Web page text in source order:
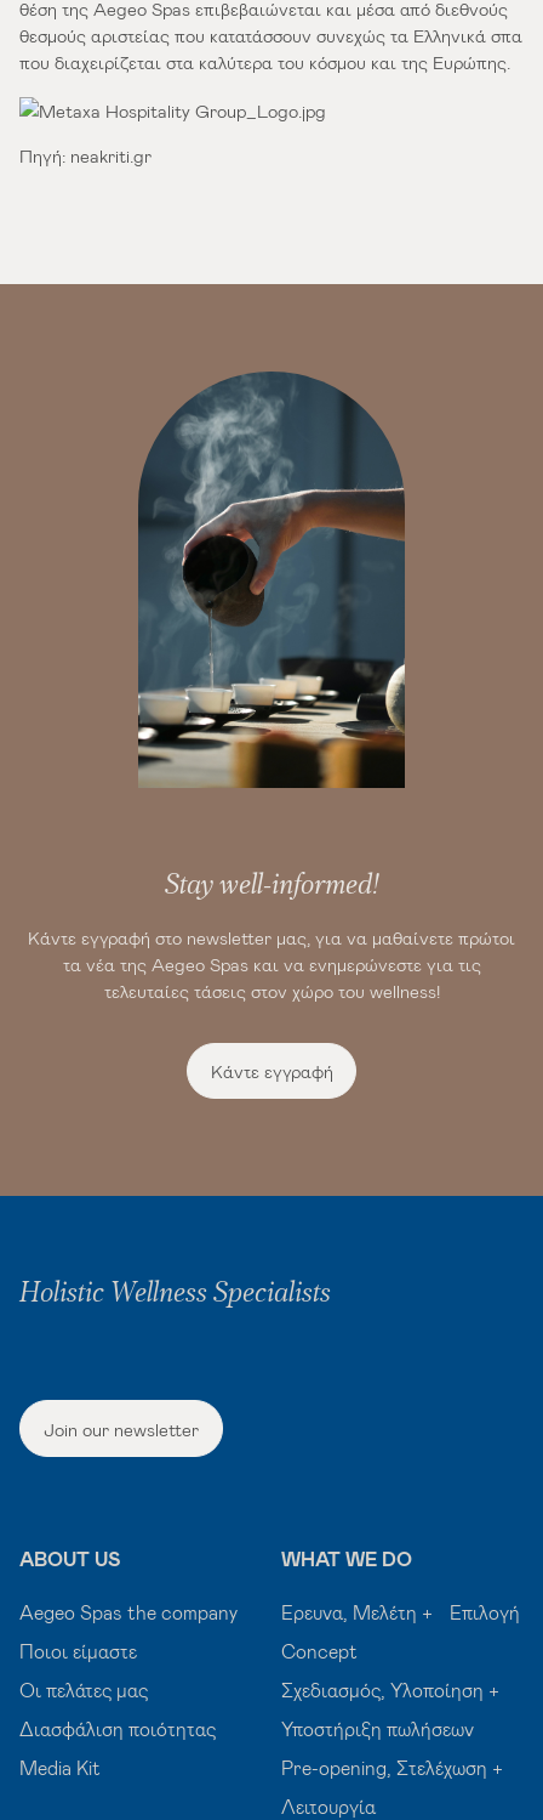
θέση της Aegeo Spas επιβεβαιώνεται και μέσα από διεθνούς
θεσμούς αριστείας που κατατάσσουν συνεχώς τα Ελληνικά σπα
που διαχειρίζεται στα καλύτερα του κόσμου και της Ευρώπης.
Πηγή: neakriti.gr
Stay well-informed!
Κάντε εγγραφή στο newsletter μας, για να μαθαίνετε πρώτοι
τα νέα της Aegeo Spas και να ενημερώνεστε για τις
τελευταίες τάσεις στον χώρο του wellness!
Κάντε εγγραφή
Holistic Wellness Specialists
ABOUT US
Aegeo Spas the company
Ποιοι είμαστε
Οι πελάτες μας
Διασφάλιση ποιότητας
Media Kit
WHAT WE DO
Έρευνα, Μελέτη + Επιλογή
Concept
Σχεδιασμός, Υλοποίηση +
Υποστήριξη πωλήσεων
Pre-opening, Στελέχωση +
Λειτουργία
Join our newsletter